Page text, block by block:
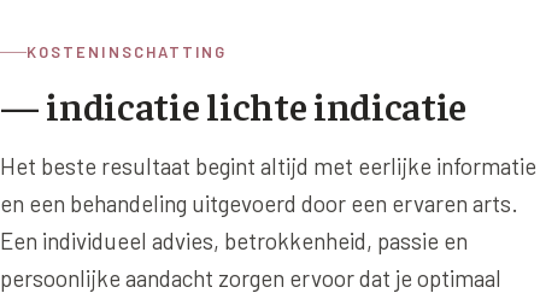
BOVENSTE GEZICHT
Voorhoofdsrimpels
Fronsrimpel
Wenkbrauwen
Kraaienpootjes
INJECTABLES
Botox / anti-rimpel
Bocouture
Azzalure
VEROUDERING
Extreme Huidverslapping Profiel
Prijzen
Contact
KOSTENINSCHATTING
— indicatie lichte indicatie
Het beste resultaat begint altijd met eerlijke informatie
en een behandeling uitgevoerd door een ervaren arts.
Een individueel advies, betrokkenheid, passie en
persoonlijke aandacht zorgen ervoor dat je optimaal